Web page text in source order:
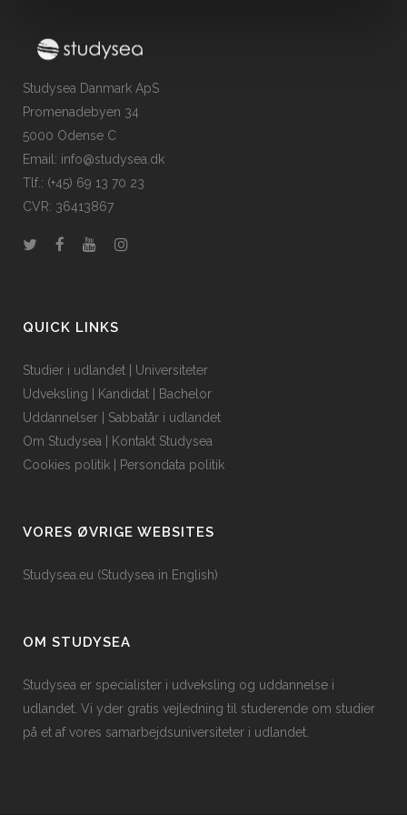
Studysea Danmark ApS
Promenadebyen 34
5000 Odense C
Email: info@studysea.dk
Tlf.: (+45) 69 13 70 23
CVR: 36413867
QUICK LINKS
Studier i udlandet
Universiteter
Udveksling
Kandidat
Bachelor
Uddannelser
Sabbatår i udlandet
Om Studysea
Kontakt Studysea
Cookies politik
Persondata politik
VORES ØVRIGE WEBSITES
Studysea.eu (Studysea in English)
OM STUDYSEA
Studysea er specialister i udveksling og uddannelse i
udlandet. Vi yder gratis vejledning til studerende om studier
på et af vores samarbejdsuniversiteter i udlandet.